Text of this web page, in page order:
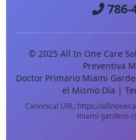
786-
© 2025 All In One Care
Preventiva
Doctor Primario Miami
el Mismo Día |
Canonical URL: https://
miami-gardens-